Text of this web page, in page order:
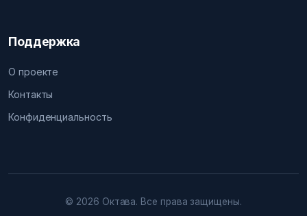
Поддержка
О проекте
Контакты
Конфиденциальность
© 2026 Октава. Все права защищены.